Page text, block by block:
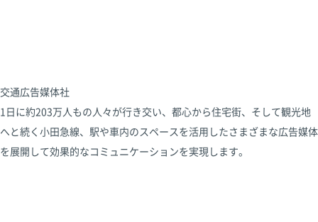
交通広告媒体社
1日に約203万人もの人々が行き交い、都心から住宅街、そして観光地
へと続く小田急線、駅や車内のスペースを活用したさまざまな広告媒体
を展開して効果的なコミュニケーションを実現します。